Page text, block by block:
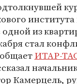
института
из
стал
ИТАР-
Камерцель,